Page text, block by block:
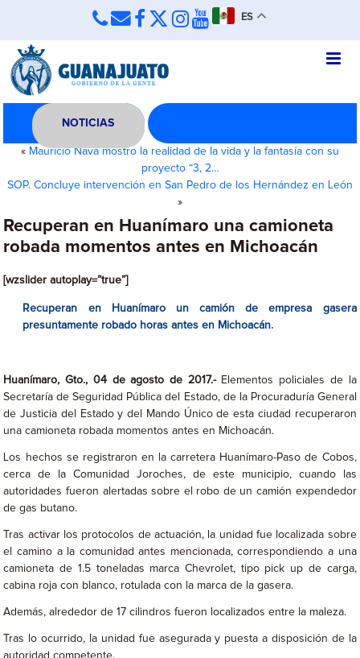
ES
NOTICIAS
« Mauricio Nava mostro la realidad de la vida y la fantasía con su
proyecto “3, 2…
SOP. Concluye intervención en San Pedro de los Hernández en León
»
Recuperan en Huanímaro una camioneta
robada momentos antes en Michoacán
[wzslider autoplay=”true”]
Recuperan en Huanímaro un camión de empresa gasera
presuntamente robado horas antes en Michoacán.
Huanímaro, Gto., 04 de agosto de 2017.-Elementos policiales de la
Secretaría de Seguridad Pública del Estado, de la Procuraduría General
de Justicia del Estado y del Mando Único de esta ciudad recuperaron
una camioneta robada momentos antes en Michoacán.
Los hechos se registraron en la carretera Huanímaro-Paso de Cobos,
cerca de la Comunidad Joroches, de este municipio, cuando las
autoridades fueron alertadas sobre el robo de un camión expendedor
de gas butano.
Tras activar los protocolos de actuación, la unidad fue localizada sobre
el camino a la comunidad antes mencionada, correspondiendo a una
camioneta de 1.5 toneladas marca Chevrolet, tipo pick up de carga,
cabina roja con blanco, rotulada con la marca de la gasera.
Además, alrededor de 17 cilindros fueron localizados entre la maleza.
Tras lo ocurrido, la unidad fue asegurada y puesta a disposición de la
autoridad competente.